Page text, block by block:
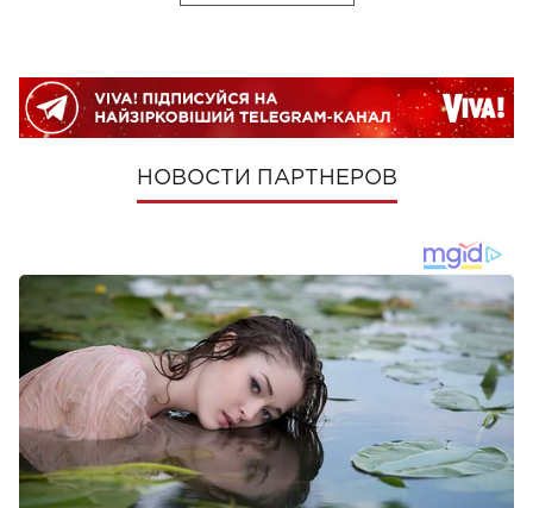
НОВОСТИ ПАРТНЕРОВ